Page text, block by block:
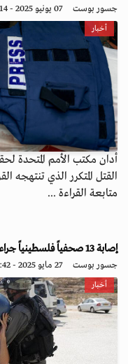
جسور بوست 07 يونيو 2025 - 07:14
أخبار
أدان مكتب الأمم المتحدة
القتل المتكرر الذي تنتهجه
متابعة القراءة ...
إصابة 13 صحفياً فلسطينياً جراء اعتداءات إسرائيلية في الضفة الغربية
جسور بوست 27 مايو 2025 - 14:42
أخبار